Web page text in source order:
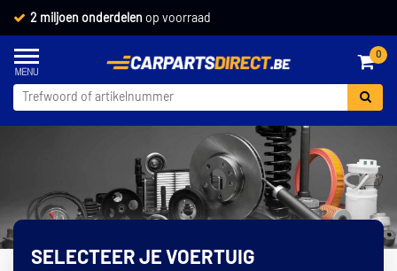
2 miljoen onderdelen op voorraad
0
SELECTEER JE VOERTUIG